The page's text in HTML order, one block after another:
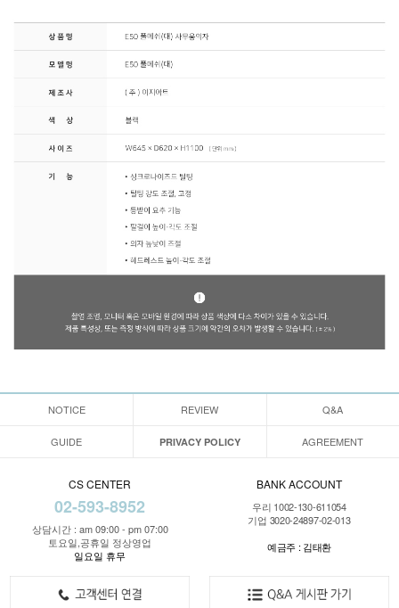
NOTICE REVIEW Q&A
GUIDE PRIVACY POLICY AGREEMENT
CS CENTER
02-593-8952
상담시간 : am 09:00 - pm 07:00
토요일,공휴일 정상영업
일요일 휴무
BANK ACCOUNT
우리 1002-130-611054
기업 3020-24897-02-013
예금주 : 김태환